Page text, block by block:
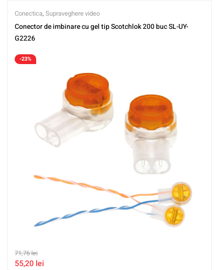
Conectica, Supraveghere video
Conector de imbinare cu gel tip Scotchlok 200 buc SL-UY-
G2226
-23%
71,76lei
55,20 lei